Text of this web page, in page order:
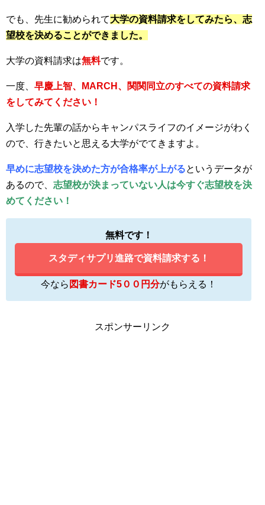
でも、先生に勧められて大学の資料請求をしてみたら、志
望校を決めることができました。
大学の資料請求は無料です。
一度、 早慶上智、MARCH、関関同立のすべての資料請求
をしてみてください！
入学した先輩の話からキャンパスライフのイメージがわく
ので、行きたいと思える大学がでてきますよ。
早めに志望校を決めた方が合格率が上がるというデータが
あるので、 志望校が決まっていない人は今すぐ志望校を決
めてください！
無料です！
スタディサプリ進路で資料請求する！
今なら 図書カード5００円分がもらえる！
スポンサーリンク